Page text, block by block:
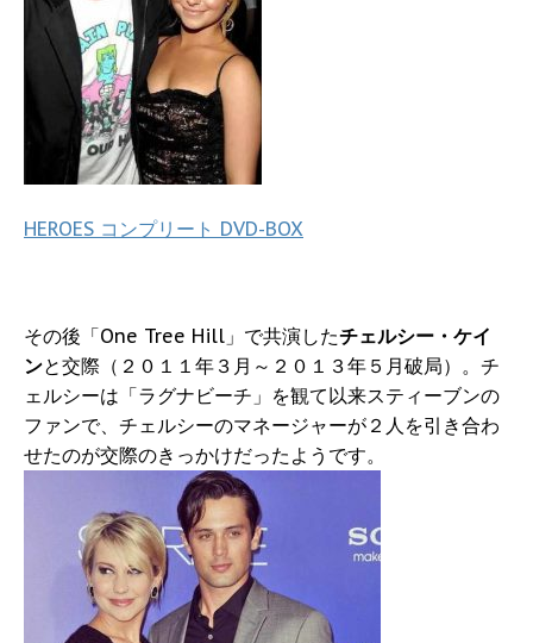
HEROES コンプリート DVD-BOX
その後「One Tree Hill」で共演したチェルシー・ケイ
ンと交際（２０１１年３月～２０１３年５月破局）。チ
ェルシーは「ラグナビーチ」を観て以来スティーブンの
ファンで、チェルシーのマネージャーが２人を引き合わ
せたのが交際のきっかけだったようです。